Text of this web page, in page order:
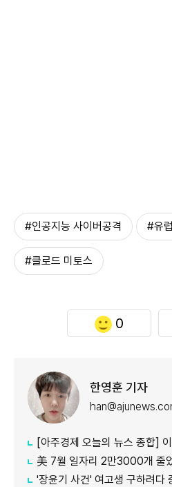
#인공지능 사이버공격 #유
#클로드 미토스
0
한영훈 기자
[아주경제 오늘의 뉴스 종합] 이 대통령, 부동산 대책 6
美 7월 일자리 2만3000개 줄었다…시
'장윤기 사건' 여고생 구하려다 중